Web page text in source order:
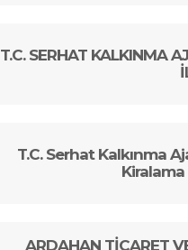
T.C. SERHAT KALKINMA
T.C. Serhat Kalkınma
Kiralama
ARDAHAN TİCARET